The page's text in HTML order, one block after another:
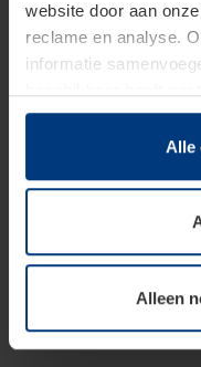
website door aan
reclame en analyse.
informatie
hun diensten hebben
Juridisch hebben wij
van deze pagina's
soorten cookies is uw
toestemming kunt u
wijzigen of herroepen.
Alle
Alleen